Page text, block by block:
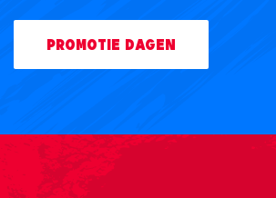
Promotie dagen